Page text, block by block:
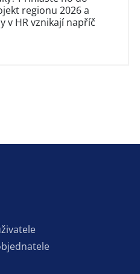
regionu 2026 a
v HR vznikají napříč